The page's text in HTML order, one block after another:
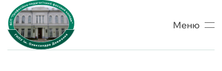
Skip to main content Меню